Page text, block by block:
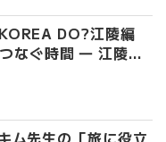
DO?江陵編
なぐ時間 ― 江陵端
ム先生の「旅に役立